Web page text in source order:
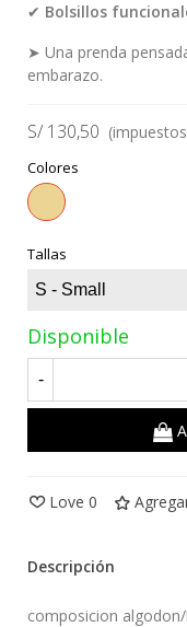
✔ Bolsillos
➤ Una prenda
embarazo.
S/ 130,50
Colores
Beige
Tallas
Disponible
-
Love 0
Descripción
composicion